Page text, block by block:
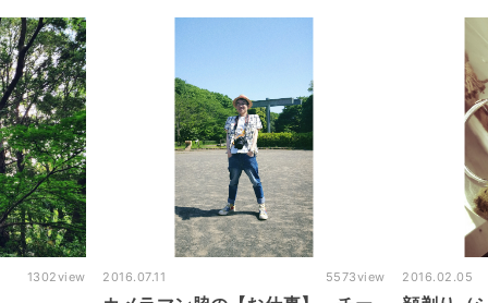
1302view 2016.07.11 5573view 2016.02.05